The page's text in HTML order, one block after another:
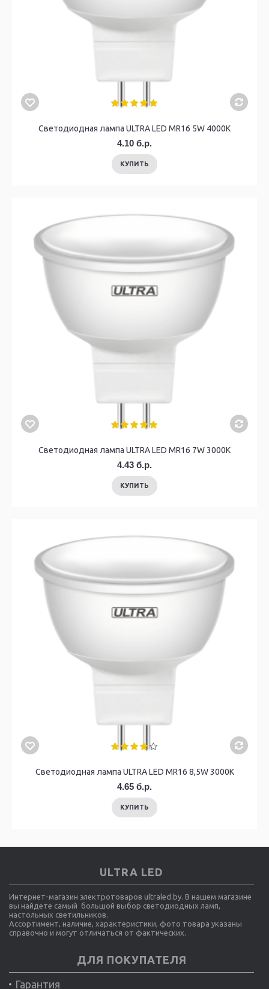
Светодиодная лампа ULTRA LED MR16 5W 4000K
4.10 б.р.
КУПИТЬ
Светодиодная лампа ULTRA LED MR16 7W 3000K
4.43 б.р.
КУПИТЬ
Светодиодная лампа ULTRA LED MR16 8,5W 3000K
4.65 б.р.
КУПИТЬ
ULTRA LED
Интернет-магазин электротоваров ultraled.by. В нашем магазине
вы найдете самый большой выбор светодиодных ламп,
настольных светильников.
Ассортимент, наличие, характеристики, фото товара указаны
справочно и могут отличаться от фактических.
ДЛЯ ПОКУПАТЕЛЯ
Гарантия